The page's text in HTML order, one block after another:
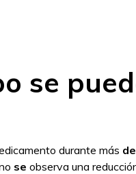
se
durante más de
se observa una